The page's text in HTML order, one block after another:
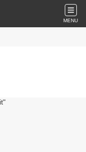
MENU